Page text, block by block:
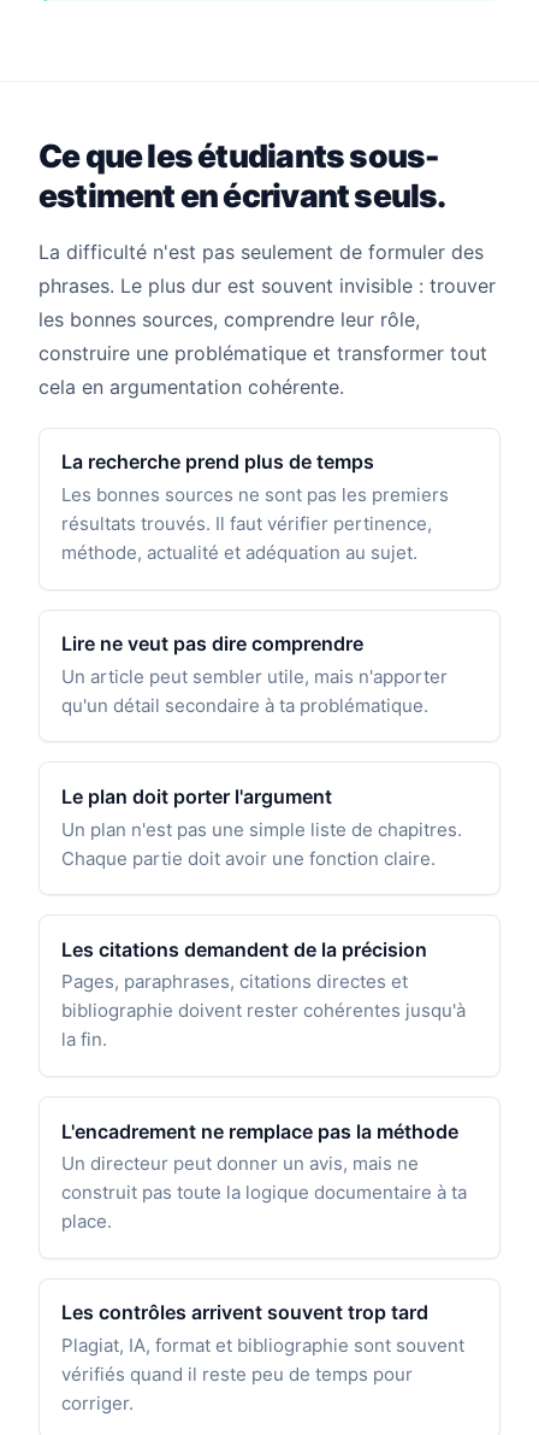
Ce que les étudiants sous-
estiment en écrivant seuls.
La difficulté n'est pas seulement de formuler des
phrases. Le plus dur est souvent invisible : trouver
les bonnes sources, comprendre leur rôle,
construire une problématique et transformer tout
cela en argumentation cohérente.
La recherche prend plus de temps
Les bonnes sources ne sont pas les premiers
résultats trouvés. Il faut vérifier pertinence,
méthode, actualité et adéquation au sujet.
Lire ne veut pas dire comprendre
Un article peut sembler utile, mais n'apporter
qu'un détail secondaire à ta problématique.
Le plan doit porter l'argument
Un plan n'est pas une simple liste de chapitres.
Chaque partie doit avoir une fonction claire.
Les citations demandent de la précision
Pages, paraphrases, citations directes et
bibliographie doivent rester cohérentes jusqu'à
la fin.
L'encadrement ne remplace pas la méthode
Un directeur peut donner un avis, mais ne
construit pas toute la logique documentaire à ta
place.
Les contrôles arrivent souvent trop tard
Plagiat, IA, format et bibliographie sont souvent
vérifiés quand il reste peu de temps pour
corriger.